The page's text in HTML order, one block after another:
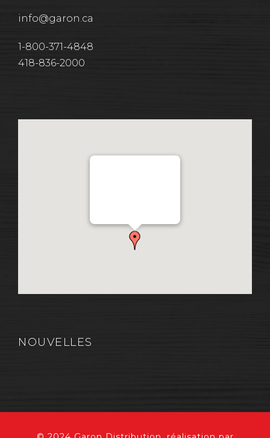
info@garon.ca
1-800-371-4848
418-836-2000
NOUVELLES